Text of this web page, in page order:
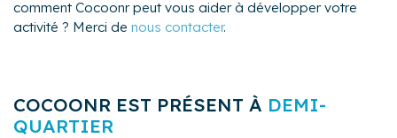
comment Cocoonr peut vous aider à développer votre
activité ? Merci de nous contacter.
COCOONR EST PRÉSENT À DEMI-
QUARTIER